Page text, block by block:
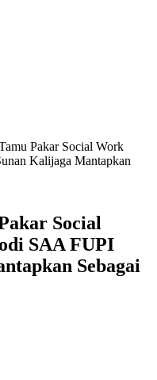
Pakar Social Work
Kalijaga Mantapkan
Social
SAA FUPI
Sebagai